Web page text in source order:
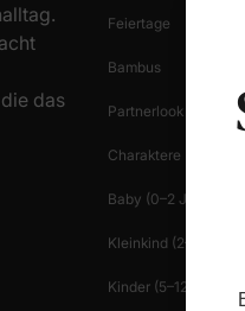
das
Feiertage
Bambus
Partnerlook
Charaktere
Baby (0–2 J.)
Kleinkind (2–6 J.)
Kinder (5–12 J.)